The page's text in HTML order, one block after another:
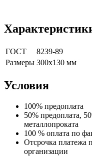
ГОСТ
8239-89
Размеры 300x130 мм
Условия
100% предоплата
50% предоплата,
металлопроката
100 % оплата по
Отсрочка платежа
организации